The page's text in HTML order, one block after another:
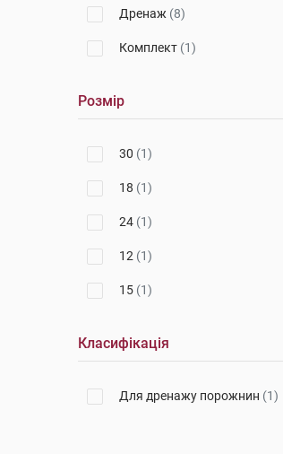
Дренаж (8)
Комплект (1)
Розмір
30 (1)
18 (1)
24 (1)
12 (1)
15 (1)
Класифікація
Для дренажу порожнин (1)